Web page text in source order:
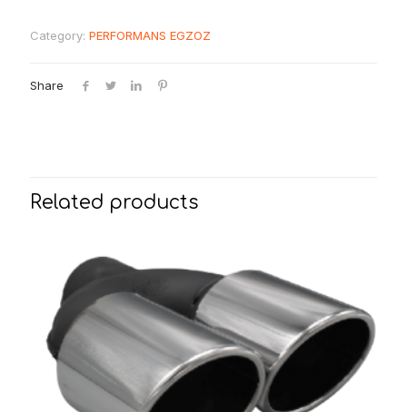
Category: PERFORMANS EGZOZ
Share
Related products